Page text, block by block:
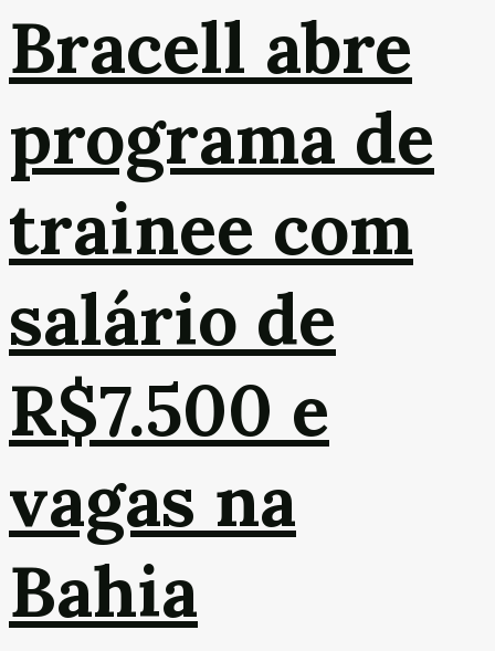
Bracell abre
programa de
trainee com
salário de
R$7.500 e
vagas na
Bahia